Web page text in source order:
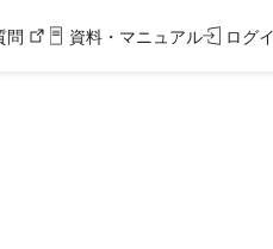
問 資料・マニュアル ログ